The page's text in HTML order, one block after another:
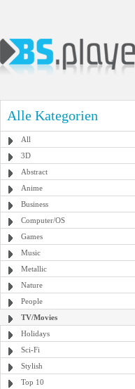
Alle Kategorien
All
3D
Abstract
Anime
Business
Computer/OS
Games
Music
Metallic
Nature
People
TV/Movies
Holidays
Sci-Fi
Stylish
Top 10